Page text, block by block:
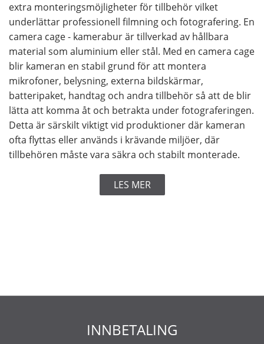
extra monteringsmöjligheter för tillbehör vilket
underlättar professionell filmning och fotografering. En
camera cage - kamerabur är tillverkad av hållbara
material som aluminium eller stål. Med en camera cage
blir kameran en stabil grund för att montera
mikrofoner, belysning, externa bildskärmar,
batteripaket, handtag och andra tillbehör så att de blir
lätta att komma åt och betrakta under fotograferingen.
Detta är särskilt viktigt vid produktioner där kameran
ofta flyttas eller används i krävande miljöer, där
tillbehören måste vara säkra och stabilt monterade.
LES MER
INNBETALING